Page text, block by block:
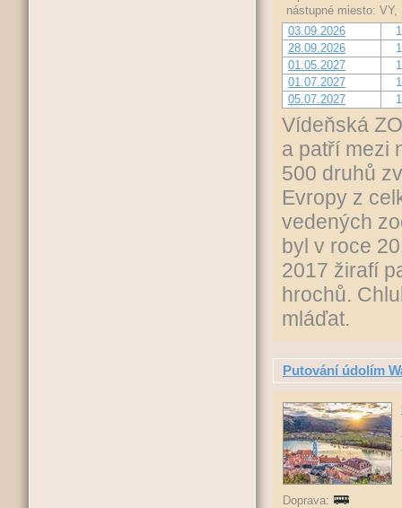
nástupné miesto:
03.09.2026
28.09.2026
01.05.2027
01.07.2027
05.07.2027
Vídeňská
a patří mezi
500 druhů
Evropy z
vedených
byl v roce
2017 žirafí
hrochů.
mláďat.
Putování údolím
Doprava: